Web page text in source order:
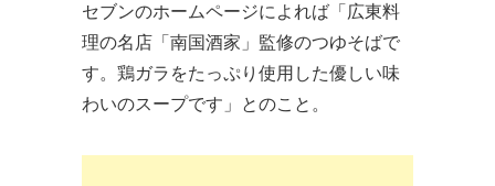
セブンのホームページによれば「広東料
理の名店「南国酒家」監修のつゆそばで
す。鶏ガラをたっぷり使用した優しい味
わいのスープです」とのこと。